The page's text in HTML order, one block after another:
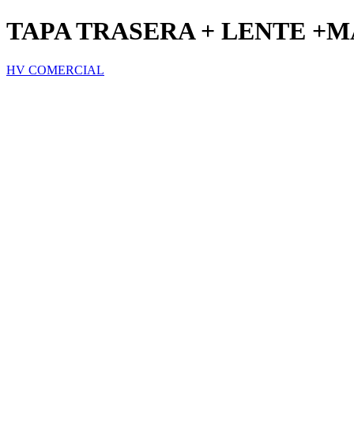
TAPA TRASERA + LENTE
HV COMERCIAL